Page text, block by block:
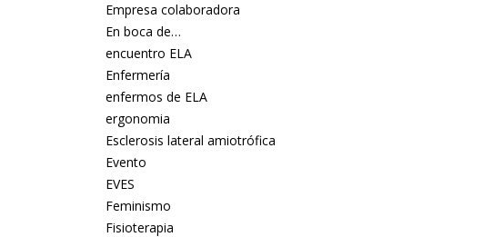
Empresa colaboradora
En boca de…
encuentro ELA
Enfermería
enfermos de ELA
ergonomia
Esclerosis lateral amiotrófica
Evento
EVES
Feminismo
Fisioterapia